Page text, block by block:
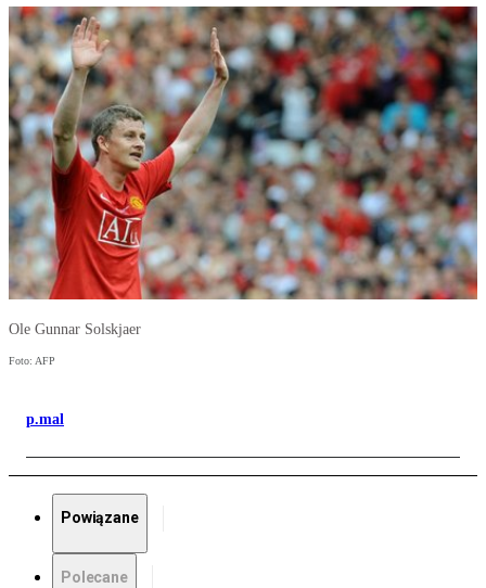
Ole Gunnar Solskjaer
Foto: AFP
p.mal
Powiązane
Polecane